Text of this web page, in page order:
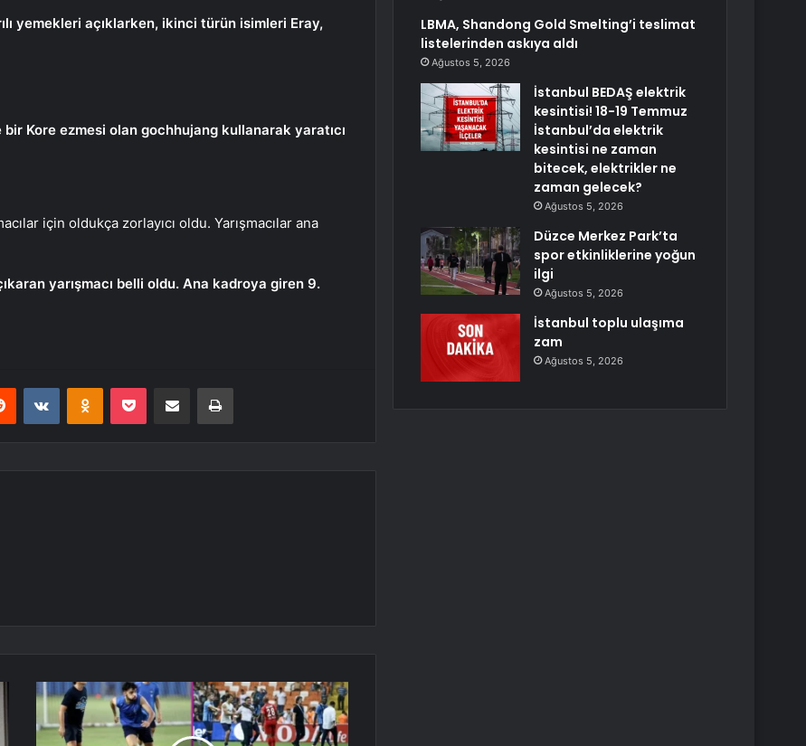
yemekleri açıklarken, ikinci türün isimleri Eray,
Kore ezmesi olan gochhujang kullanarak yaratıcı
için oldukça zorlayıcı oldu. Yarışmacılar ana
yarışmacı belli oldu. Ana kadroya giren 9.
Reddit VKontakteOdnoklassniki
Pocket E-Posta ile paylaş Yazdır
LBMA, Shandong Gold Smelting’i teslimat
listelerinden askıya aldı
Ağustos 5, 2026
İstanbul BEDAŞ elektrik
kesintisi! 18-19 Temmuz
İstanbul’da elektrik
kesintisi ne zaman
bitecek, elektrikler ne
zaman gelecek?
Ağustos 5, 2026
Düzce Merkez Park’ta
spor etkinliklerine yoğun
ilgi
Ağustos 5, 2026
İstanbul toplu ulaşıma
zam
Ağustos 5, 2026